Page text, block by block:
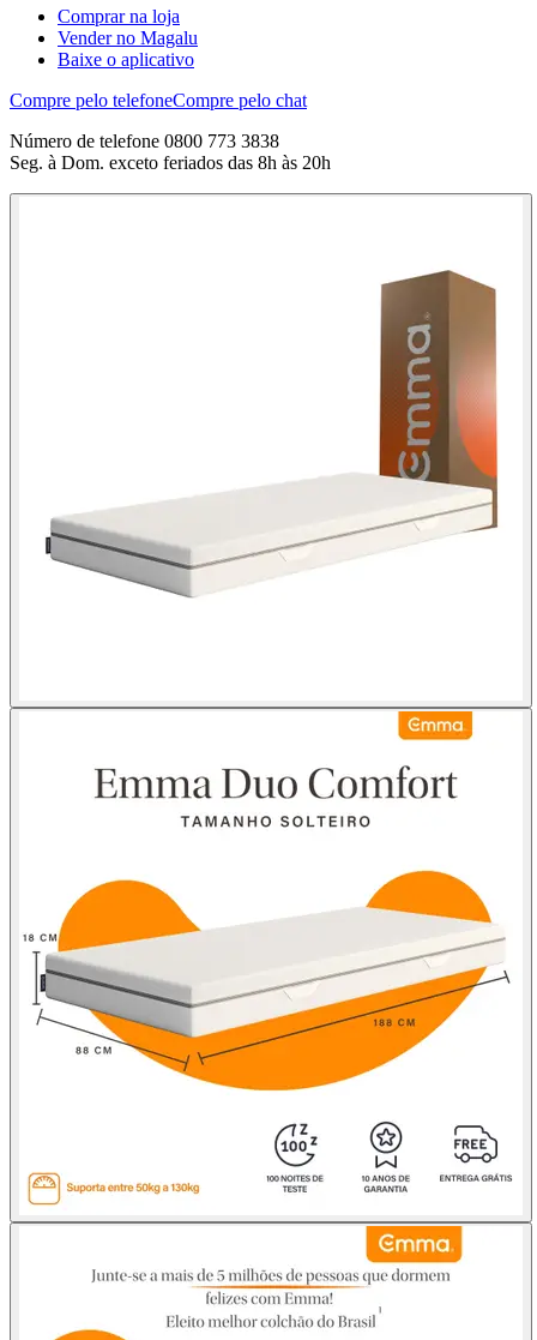
Comprar na loja
Vender no Magalu
Baixe o aplicativo
Compre pelo telefoneCompre pelo chat
Número de telefone 0800 773 3838
Seg. à Dom. exceto feriados das 8h às 20h